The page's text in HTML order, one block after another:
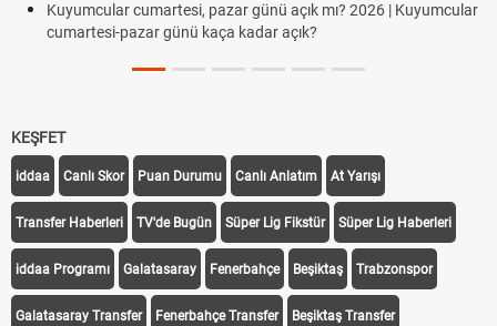
cumartesi, pazar günü açık mı? 2026 | Kuyumcular
pazar günü kaça kadar açık?
KEŞFET
iddaa Canlı Skor Puan Durumu Canlı Anlatım At Yarışı
Transfer Haberleri TV'de Bugün Süper Lig Fikstür Süper Lig Haberleri
iddaa Programı Galatasaray Fenerbahçe Beşiktaş Trabzonspor
Galatasaray Transfer Fenerbahçe Transfer Beşiktaş Transfer